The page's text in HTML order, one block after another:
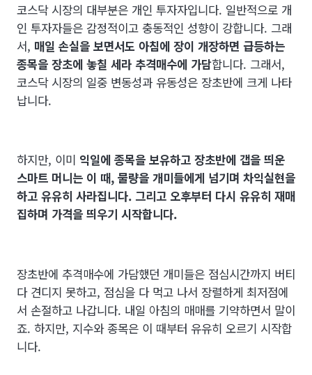
코스닥 시장의 대부분은 개인 투자자입니다. 일반적으로 개
인 투자자들은 감정적이고 충동적인 성향이 강합니다. 그래
서, 매일 손실을 보면서도 아침에 장이 개장하면 급등하는
종목을 장초에 놓칠 세라 추격매수에 가담합니다. 그래서,
코스닥 시장의 일중 변동성과 유동성은 장초반에 크게 나타
납니다.
하지만, 이미 익일에 종목을 보유하고 장초반에 갭을 띄운
스마트 머니는 이 때, 물량을 개미들에게 넘기며 차익실현을
하고 유유히 사라집니다. 그리고 오후부터 다시 유유히 재매
집하며 가격을 띄우기 시작합니다.
장초반에 추격매수에 가담했던 개미들은 점심시간까지 버티
다 견디지 못하고, 점심을 다 먹고 나서 장렬하게 최저점에
서 손절하고 나갑니다. 내일 아침의 매매를 기약하면서 말이
죠. 하지만, 지수와 종목은 이 때부터 유유히 오르기 시작합
니다.